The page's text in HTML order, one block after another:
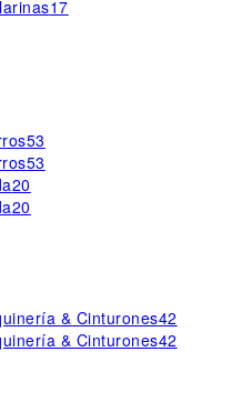
17
53
53
20
20
& Cinturones42
& Cinturones42